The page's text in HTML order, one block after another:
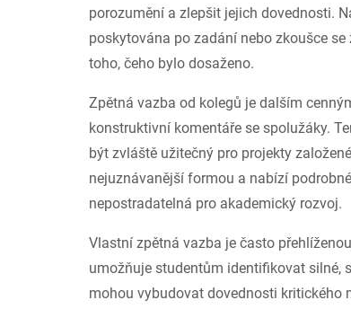
porozumění a zlepšit jejich dovednosti.
poskytována po zadání nebo zkoušce
toho, čeho bylo dosaženo.
Zpětná vazba od kolegů je dalším
konstruktivní komentáře se spolužáky.
být zvláště užitečný pro projekty
nejuznávanější formou a nabízí
nepostradatelná pro akademický rozvoj.
Vlastní zpětná vazba je často
umožňuje studentům identifikovat silné,
mohou vybudovat dovednosti kritického